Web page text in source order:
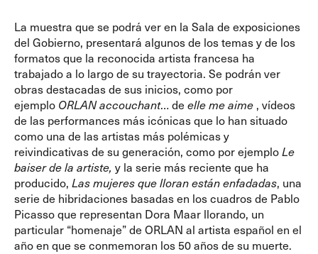
La muestra que se podrá ver en la Sala de exposiciones
del Gobierno, presentará algunos de los temas y de los
formatos que la reconocida artista francesa ha
trabajado a lo largo de su trayectoria. Se podrán ver
obras destacadas de sus inicios, como por
ejemplo ORLAN accouchant… de elle me aime , vídeos
de las performances más icónicas que lo han situado
como una de las artistas más polémicas y
reivindicativas de su generación, como por ejemploLe
baiser de la artiste, y la serie más reciente que ha
producido, Las mujeres que lloran están enfadadas, una
serie de hibridaciones basadas en los cuadros de Pablo
Picasso que representan Dora Maar llorando, un
particular “homenaje” de ORLAN al artista español en el
año en que se conmemoran los 50 años de su muerte.